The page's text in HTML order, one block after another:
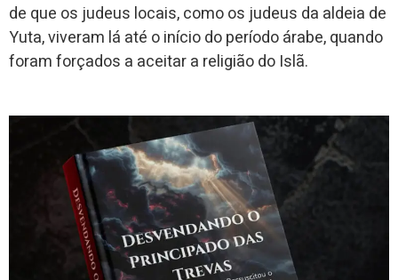
de que os judeus locais, como os judeus da aldeia de
Yuta, viveram lá até o início do período árabe, quando
foram forçados a aceitar a religião do Islã.